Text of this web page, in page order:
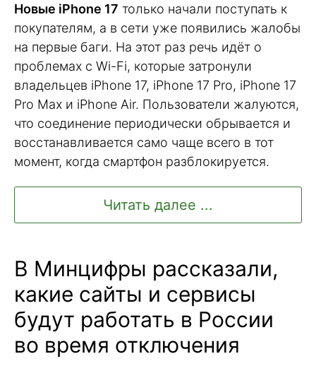
Новые iPhone 17 только начали поступать к
покупателям, а в сети уже появились жалобы
на первые баги. На этот раз речь идёт о
проблемах с Wi-Fi, которые затронули
владельцев iPhone 17, iPhone 17 Pro, iPhone 17
Pro Max и iPhone Air. Пользователи жалуются,
что соединение периодически обрывается и
восстанавливается само чаще всего в тот
момент, когда смартфон разблокируется.
Читать далее ...
В Минцифры рассказали,
какие сайты и сервисы
будут работать в России
во время отключения